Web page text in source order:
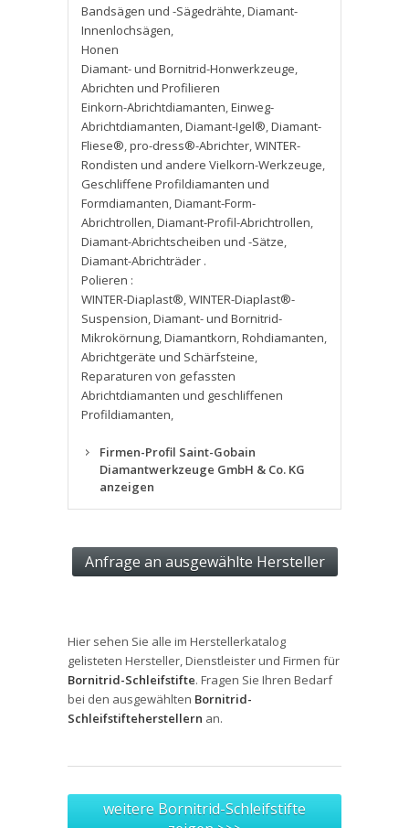
Bandsägen und -Sägedrähte,Diamant-
Innenlochsägen,
Honen
Diamant- und Bornitrid-Honwerkzeuge,
Abrichten und Profilieren
Einkorn-Abrichtdiamanten,Einweg-
Abrichtdiamanten,Diamant-Igel®,Diamant-
Fliese®,pro-dress®-Abrichter,WINTER-
Rondisten und andere Vielkorn-Werkzeuge,
Geschliffene Profildiamanten und
Formdiamanten,Diamant-Form-
Abrichtrollen,Diamant-Profil-Abrichtrollen,
Diamant-Abrichtscheiben und -Sätze,
Diamant-Abrichträder .
Polieren :
WINTER-Diaplast®,WINTER-Diaplast®-
Suspension,Diamant- und Bornitrid-
Mikrokörnung,Diamantkorn,Rohdiamanten,
Abrichtgeräte und Schärfsteine,
Reparaturen von gefassten
Abrichtdiamanten und geschliffenen
Profildiamanten,
Firmen-Profil Saint-Gobain
Diamantwerkzeuge GmbH & Co. KG
anzeigen
Hier sehen Sie alle im Herstellerkatalog
gelisteten Hersteller, Dienstleister und Firmen für
Bornitrid-Schleifstifte. Fragen Sie Ihren Bedarf
bei den ausgewählten Bornitrid-
Schleifstifteherstellern an.
weitere Bornitrid-Schleifstifte